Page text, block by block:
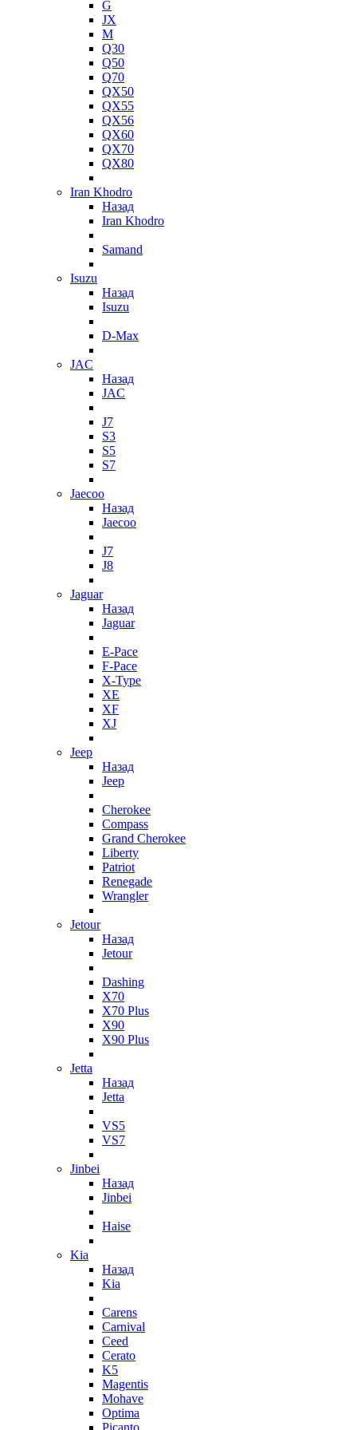
G
JX
M
Q30
Q50
Q70
QX50
QX55
QX56
QX60
QX70
QX80
Iran Khodro
Назад
Iran Khodro
Samand
Isuzu
Назад
Isuzu
D-Max
JAC
Назад
JAC
J7
S3
S5
S7
Jaecoo
Назад
Jaecoo
J7
J8
Jaguar
Назад
Jaguar
E-Pace
F-Pace
X-Type
XE
XF
XJ
Jeep
Назад
Jeep
Cherokee
Compass
Grand Cherokee
Liberty
Patriot
Renegade
Wrangler
Jetour
Назад
Jetour
Dashing
X70
X70 Plus
X90
X90 Plus
Jetta
Назад
Jetta
VS5
VS7
Jinbei
Назад
Jinbei
Haise
Kia
Назад
Kia
Carens
Carnival
Ceed
Cerato
K5
Magentis
Mohave
Optima
Picanto